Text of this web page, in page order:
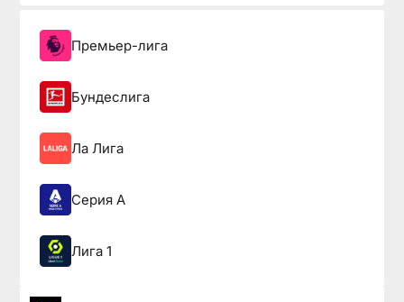
Премьер-лига
Бундеслига
Ла Лига
Серия А
Лига 1